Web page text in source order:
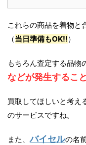
これらの商品を着物と
（当日準備もOK!!）
もちろん査定する品物
などが発生するこ
買取してほしいと考え
のサービスですね。
また、バイセルの名